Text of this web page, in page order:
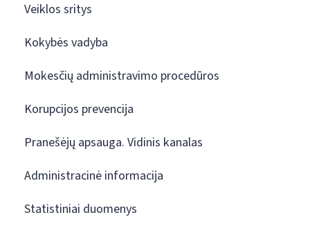
Veiklos sritys
Kokybės vadyba
Mokesčių administravimo procedūros
Korupcijos prevencija
Pranešėjų apsauga. Vidinis kanalas
Administracinė informacija
Statistiniai duomenys